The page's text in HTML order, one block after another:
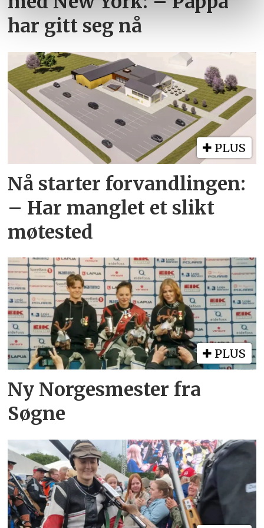
tjenestene deres.
har gitt seg nå
PLUS
Nå starter forvandlingen:
– Har manglet et slikt
møtested
PLUS
Ny Norgesmester fra
Søgne